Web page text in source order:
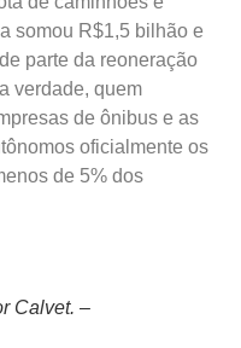
somou R$1,5 bilhão e
parte da reoneração
verdade, quem
de ônibus e as
oficialmente os
de 5% dos
Calvet. –